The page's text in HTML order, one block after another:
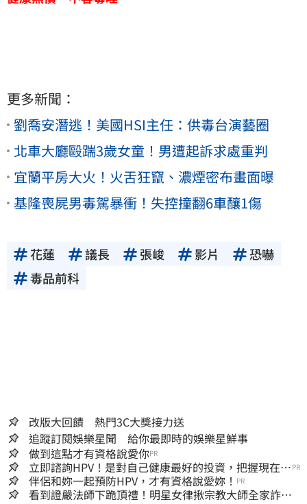
更多新聞：
劉喬安潛逃！美國HSI主任：供毒台演藝圈
北車大廳毆踹3歲女童！男遭起訴求處重判
宜蘭平房大火！火舌狂竄、濃煙密布畫面曝
基隆喪屍男毒駕暴衝！失控撞翻6車釀1傷
花蓮 議長 張峻 影片
恐嚇
毒品前科
改版大回饋 熱門3C大獎接力送
追蹤訂閱娛樂星聞 給你最即時的娛樂星鮮事
做到這點才有資格說愛你PR
立即諮詢HPV！是對自己健康最好的投資，把握現在不
嫌晚！
PR
伴侶和妳一起預防HPV，才有資格說愛妳！ PR
看到證嚴法師下跪頂禮！明星女律揪宗教大師全家詐慈